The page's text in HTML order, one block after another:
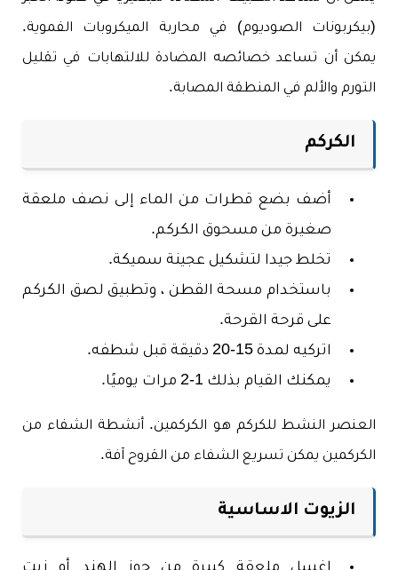
(بيكربونات الصوديوم) في محاربة الميكروبات الفموية.
يمكن أن تساعد خصائصه المضادة للالتهابات في تقليل
التورم والألم في المنطقة المصابة.
الكركم
أضف بضع قطرات من الماء إلى نصف ملعقة
صغيرة من مسحوق الكركم.
تخلط جيدا لتشكيل عجينة سميكة.
باستخدام مسحة القطن ، وتطبيق لصق الكركم
على قرحة القرحة.
اتركيه لمدة 15-20 دقيقة قبل شطفه.
يمكنك القيام بذلك 1-2 مرات يوميًا.
العنصر النشط للكركم هو الكركمين. أنشطة الشفاء من
الكركمين يمكن تسريع الشفاء من القروح آفة.
الزيوت الاساسية